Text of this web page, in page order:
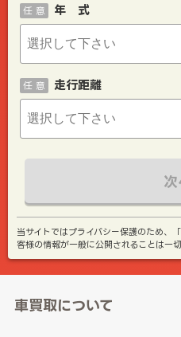
年 式
任 意
走行距離
任 意
次
当サイトではプライバシー保護のため、
客様の情報が一般に公開されることは一
車買取について